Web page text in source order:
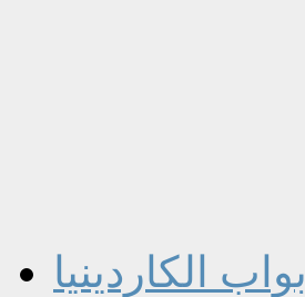
ابواب الكاردينيا